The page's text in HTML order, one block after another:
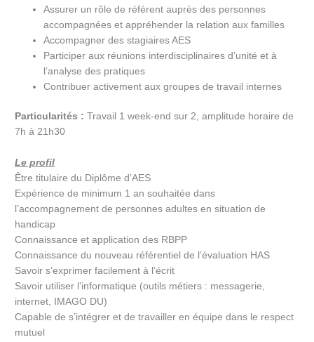
Assurer un rôle de référent auprès des personnes
accompagnées et appréhender la relation aux familles
Accompagner des stagiaires AES
Participer aux réunions interdisciplinaires d’unité et à
l’analyse des pratiques
Contribuer activement aux groupes de travail internes
Particularités :Travail 1 week-end sur 2, amplitude horaire de
7h à 21h30
Le profil
Être titulaire du Diplôme d’AES
Expérience de minimum 1 an souhaitée dans
l’accompagnement de personnes adultes en situation de
handicap
Connaissance et application des RBPP
Connaissance du nouveau référentiel de l’évaluation HAS
Savoir s’exprimer facilement à l’écrit
Savoir utiliser l’informatique (outils métiers : messagerie,
internet, IMAGO DU)
Capable de s’intégrer et de travailler en équipe dans le respect
mutuel